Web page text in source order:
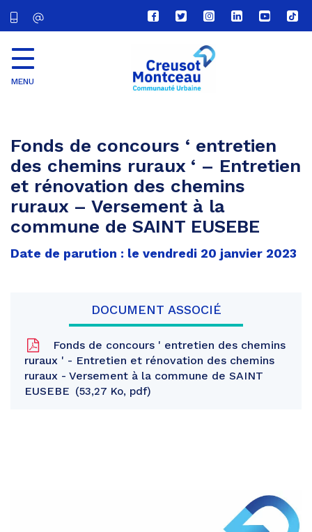
Lien
vers
compte
Facebook
Lien
vers
compte
Twitter
Lien
vers
le
compte
Lien
vers
Lien
vers
Lien
vers
MENU
Fonds de concours ‘ entretien
des chemins ruraux ‘ – Entretien
et rénovation des chemins
ruraux – Versement à la
commune de SAINT EUSEBE
Date de parution : le vendredi 20 janvier 2023
DOCUMENT ASSOCIÉ
Fonds de concours ' entretien des chemins
ruraux ' - Entretien et rénovation des chemins
ruraux - Versement à la commune de SAINT
EUSEBE
53,27 Ko, pdf